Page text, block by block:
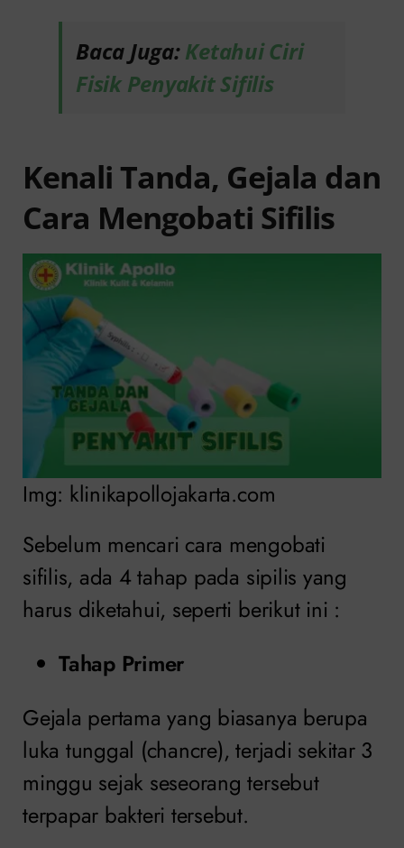
Baca Juga:Ketahui Ciri
Fisik Penyakit Sifilis
Kenali Tanda, Gejala dan
Cara Mengobati Sifilis
Img: klinikapollojakarta.com
Sebelum mencari cara mengobati
sifilis, ada 4 tahap pada sipilis yang
harus diketahui, seperti berikut ini :
Tahap Primer
Gejala pertama yang biasanya berupa
luka tunggal (chancre), terjadi sekitar 3
minggu sejak seseorang tersebut
terpapar bakteri tersebut.